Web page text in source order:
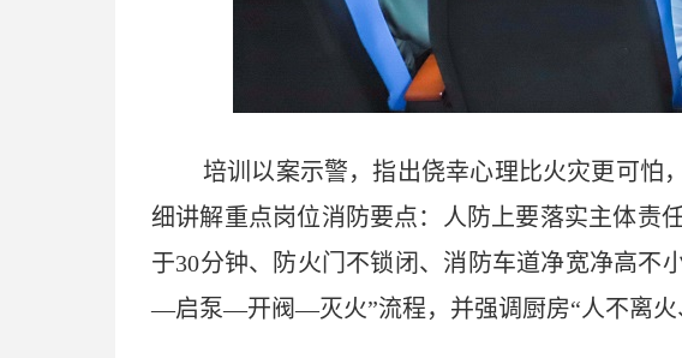
培训以案示警，指出侥幸心理比火灾更可怕
细讲解重点岗位消防要点：人防上要落实主体责
于30分钟、防火门不锁闭、消防车道净宽净高
—启泵—开阀—灭火”流程，并强调厨房“人不离火